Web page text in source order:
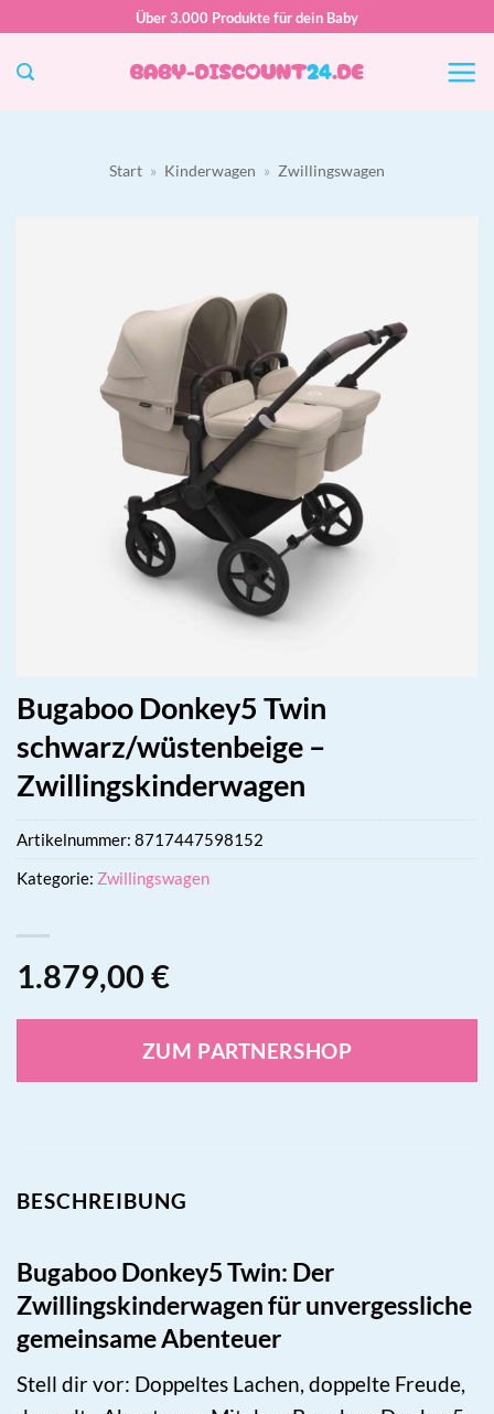
springen
Über 3.000 Produkte für dein Baby
Start » Kinderwagen » Zwillingswagen
Bugaboo Donkey5 Twin
schwarz/wüstenbeige –
Zwillingskinderwagen
1.879,00 €
ZUM PARTNERSHOP
Artikelnummer: 8717447598152
Kategorie: Zwillingswagen
BESCHREIBUNG
Bugaboo Donkey5 Twin: Der
Zwillingskinderwagen für unvergessliche
gemeinsame Abenteuer
Stell dir vor: Doppeltes Lachen, doppelte Freude,